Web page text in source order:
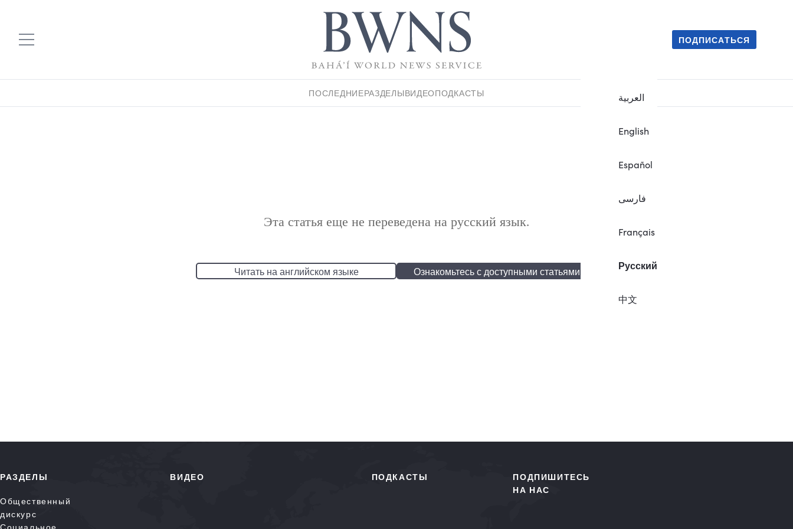
العربية
English
Español
فارسی
Français
Русский
中文
ПОДПИСАТЬСЯ
ПОСЛЕДНИЕРАЗДЕЛЫВИДЕОПОДКАСТЫ
Эта статья еще не переведена на русский язык.
Читать на английском языке Ознакомьтесь с доступными статьями
РАЗДЕЛЫ
Общественный
дискурс
Социальное
ВИДЕО ПОДКАСТЫ
ПОДПИШИТЕСЬ
НА НАС